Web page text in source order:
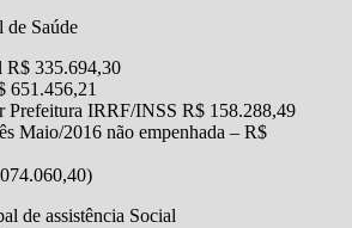
Saúde
R$ 335.694,30
651.456,21
Prefeitura IRRF/INSS R$ 158.288,49
Maio/2016 não empenhada – R$
de assistência Social